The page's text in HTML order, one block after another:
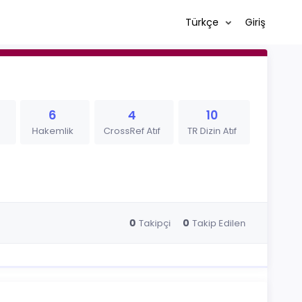
Türkçe Giriş
6
Hakemlik
4
CrossRef Atıf
10
TR Dizin Atıf
0 Takipçi 0 Takip Edilen